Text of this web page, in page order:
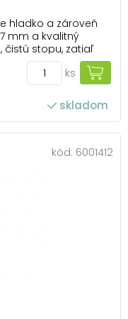
hladko a zároveň
mm a kvalitný
čistú stopu, zatiaľ
štýl.
aj pri
farebných p...
ks
skladom
kód: 6001412